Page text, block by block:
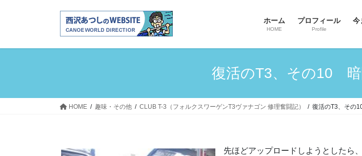
ホーム
HOME
プロフィール
Profile
今
復活のT3、その10
HOME 趣味・その他 CLUB T-3（フォルクスワーゲンT3ヴァナゴン 修理奮闘記） 復活のT3、その
先ほどアップロードしようとしたら